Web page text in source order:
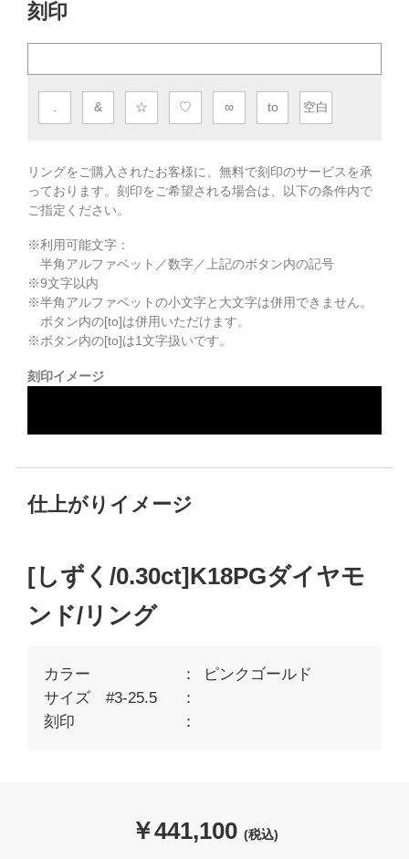
刻印
. & ☆ ♡ ∞ to 空白
リングをご購入されたお客様に、無料で刻印のサービスを承
っております。 刻印をご希望される場合は、以下の条件内で
ご指定ください。
※利用可能文字：
半角アルファベット／数字／上記のボタン内の記号
※9文字以内
※半角アルファベットの小文字と大文字は併用できません。
ボタン内の[to]は併用いただけます。
※ボタン内の[to]は1文字扱いです。
刻印イメージ
仕上がりイメージ
[しずく/0.30ct]K18PGダイヤモ
ンド/リング
カラー
ピンクゴールド
サイズ #3-25.5
刻印
￥441,100 (税込)